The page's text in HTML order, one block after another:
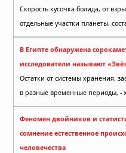
Скорость кусочка болида, от
отдельные участки планеты,
В Египте обнаружена
исследователи называют
Остатки от системы хранения,
в разные временные периоды, -
Феномен двойников и
сомнение естественное
человечества